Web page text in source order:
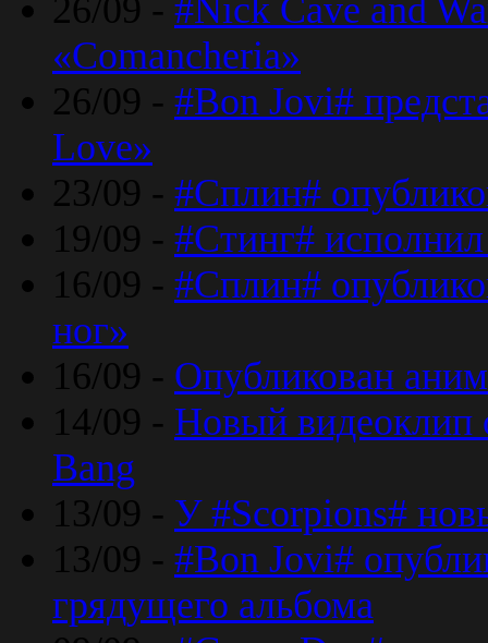
26/09 - #Nick Cave and
«Comancheria»
26/09 - #Bon Jovi#
Love»
23/09 - #Сплин#
19/09 - #Стинг#
16/09 - #Сплин#
ног»
16/09 - Опубликован
14/09 - Новый видеоклип
Bang
13/09 - У #Scorpions#
13/09 - #Bon Jovi#
грядущего альбома